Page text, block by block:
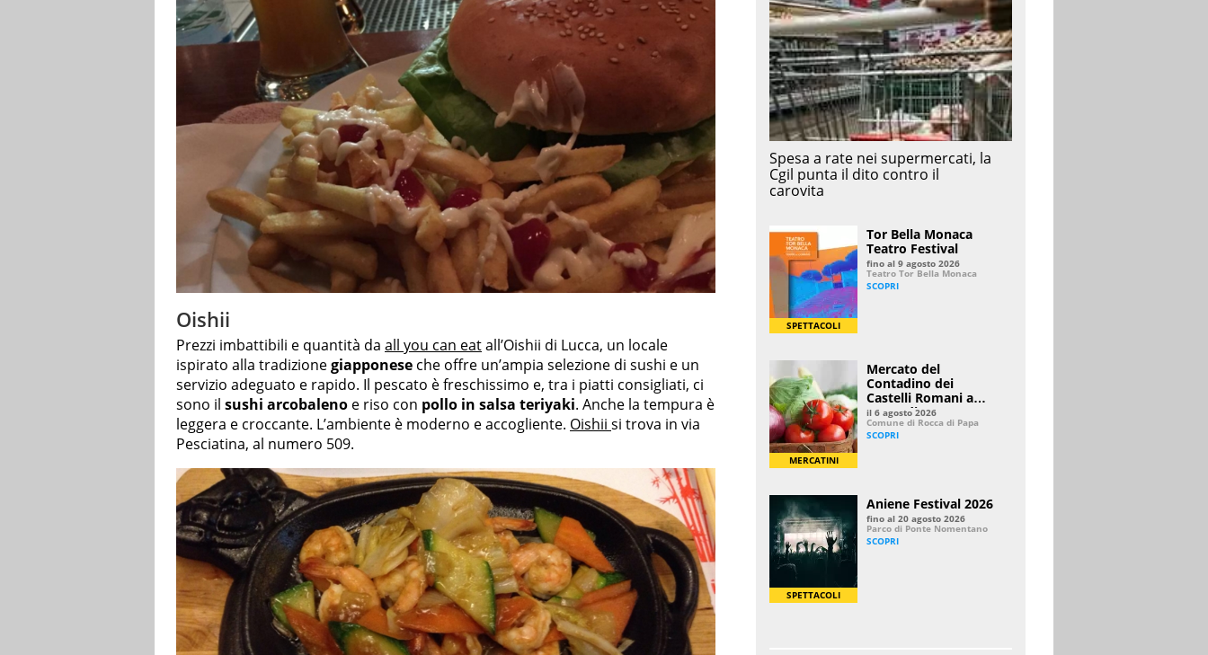
Oishii
Prezzi imbattibili e quantità da all you can eatall’Oishii di Lucca, un locale
ispirato alla tradizionegiapponese che offre un’ampia selezione di sushi e un
servizio adeguato e rapido. Il pescato è freschissimo e, tra i piatti consigliati, ci
sono il sushi arcobaleno e riso con pollo in salsa teriyaki. Anche la tempura è
leggera e croccante. L’ambiente è moderno e accogliente. Oishii si trova in via
Pesciatina, al numero 509.